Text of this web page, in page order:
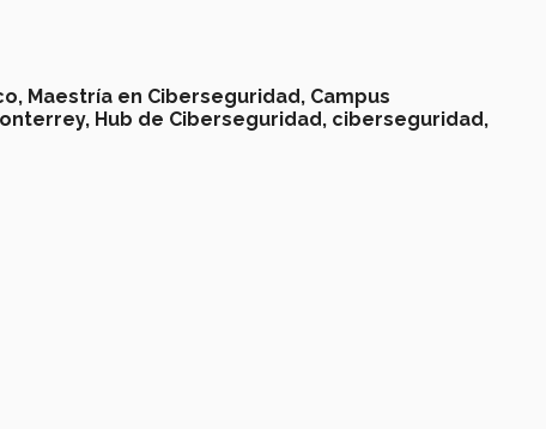
Maestría en Ciberseguridad, Campus
Hub de Ciberseguridad, ciberseguridad,